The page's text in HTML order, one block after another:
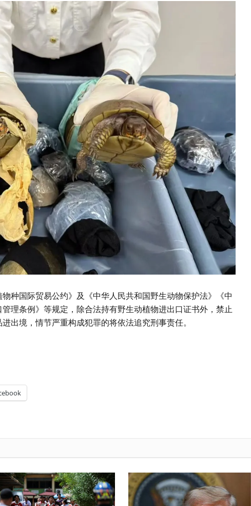
国际贸易公约》及《中华人民共和国野生动物保护法》《中
理条例》等规定，除合法持有野生动植物进出口证书外，禁止
出境，情节严重构成犯罪的将依法追究刑事责任。